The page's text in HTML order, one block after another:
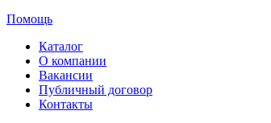
Помощь
Каталог
О компании
Вакансии
Публичный договор
Контакты